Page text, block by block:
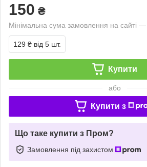
150 ₴
Мінімальна сума замовлення на сайті
129 ₴ від 5 шт.
Купити
або
Купити з
Що таке купити з Пром?
Замовлення під захистом